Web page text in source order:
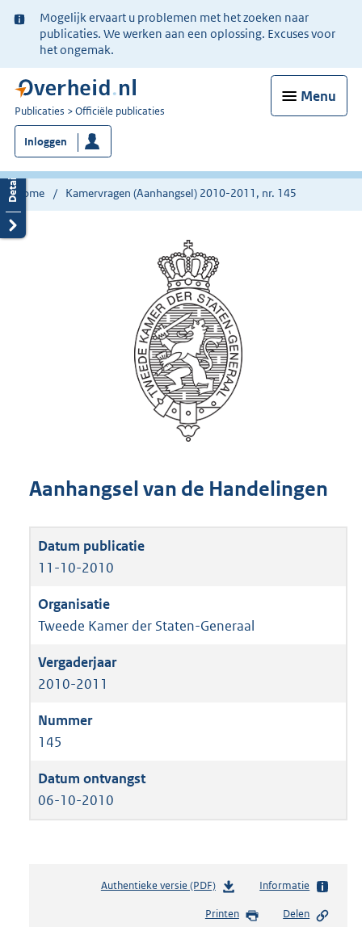
Ter
informatie:
Mogelijk ervaart u problemen met het zoeken naar
publicaties. We werken aan een oplossing. Excuses voor
het ongemak.
Menu
U
bent
nu
hier:
Publicaties Officiële publicaties
Inloggen
Home Kamervragen (Aanhangsel) 2010-2011, nr. 145
Aanhangsel van de Handelingen
11-10-2010
Tweede Kamer der Staten-Generaal
2010-2011
145
06-10-2010
Authentieke versie (PDF)b
s
Informatie
Printen Delen